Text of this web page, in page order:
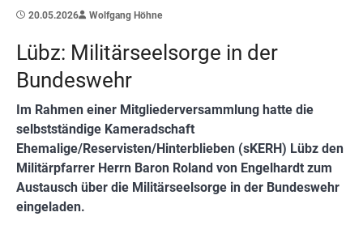
20.05.2026 Wolfgang Höhne
Lübz: Militärseelsorge in der
Bundeswehr
Im Rahmen einer Mitgliederversammlung hatte die
selbstständige Kameradschaft
Ehemalige/Reservisten/Hinterblieben (sKERH) Lübz den
Militärpfarrer Herrn Baron Roland von Engelhardt zum
Austausch über die Militärseelsorge in der Bundeswehr
eingeladen.